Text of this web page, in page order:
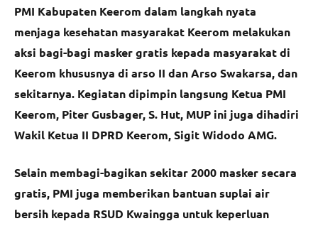
PMI Kabupaten Keerom dalam langkah nyata
menjaga kesehatan masyarakat Keerom melakukan
aksi bagi-bagi masker gratis kepada masyarakat di
Keerom khususnya di arso II dan Arso Swakarsa, dan
sekitarnya. Kegiatan dipimpin langsung Ketua PMI
Keerom, Piter Gusbager, S. Hut, MUP ini juga dihadiri
Wakil Ketua II DPRD Keerom, Sigit Widodo AMG.
Selain membagi-bagikan sekitar 2000 masker secara
gratis, PMI juga memberikan bantuan suplai air
bersih kepada RSUD Kwaingga untuk keperluan